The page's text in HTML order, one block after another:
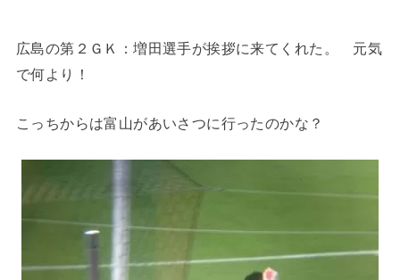
広島の第２ＧＫ：増田選手が挨拶に来てくれた。 元気
で何より！
こっちからは富山があいさつに行ったのかな？